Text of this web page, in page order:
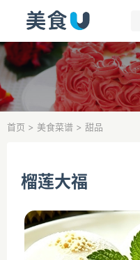
首页 > 美食菜谱 > 甜品
榴莲大福